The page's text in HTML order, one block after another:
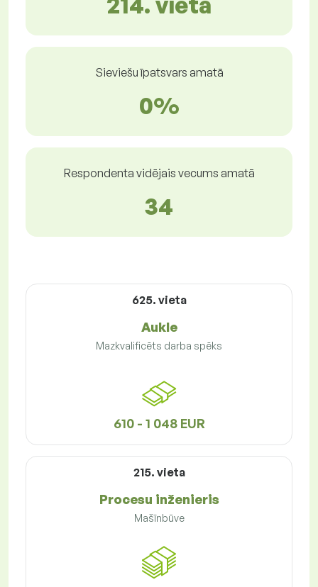
Sieviešu īpatsvars amatā
0%
Respondenta vidējais vecums amatā
34
625. vieta
Aukle
Mazkvalificēts darba spēks
610 - 1 048 EUR
215. vieta
Procesu inženieris
Mašīnbūve